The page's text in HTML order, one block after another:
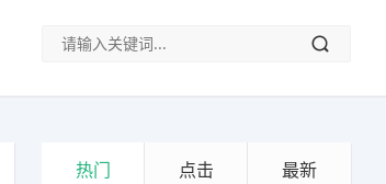
热门 点击 最新